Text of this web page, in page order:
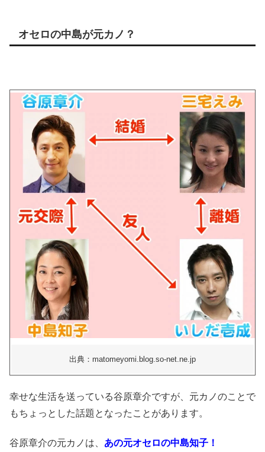
オセロの中島が元カノ？
出典：matomeyomi.blog.so-net.ne.jp
幸せな生活を送っている谷原章介ですが、元カノのことで
もちょっとした話題となったことがあります。
谷原章介の元カノは、 あの元オセロの中島知子！